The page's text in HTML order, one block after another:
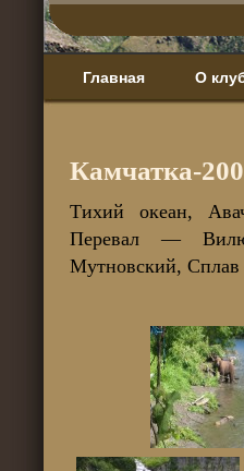
Главная О
Камчатка-
Тихий океан,
Перевал —
Мутновский,